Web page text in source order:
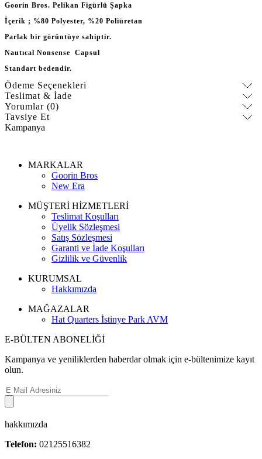
Goorin Bros. Pelikan Figürlü Şapka
İçerik ; %80 Polyester, %20 Poliüretan
Parlak bir görüntüye sahiptir.
Nautıcal Nonsense Capsul
Standart bedendir.
Ödeme Seçenekleri
Teslimat & İade
Yorumlar (0)
Tavsiye Et
Kampanya
MARKALAR
Goorin Bros
New Era
MÜŞTERİ HİZMETLERİ
Teslimat Koşulları
Üyelik Sözleşmesi
Satış Sözleşmesi
Garanti ve İade Koşulları
Gizlilik ve Güvenlik
KURUMSAL
Hakkımızda
MAĞAZALAR
Hat Quarters İstinye Park AVM
E-BÜLTEN ABONELİĞİ
Kampanya ve yeniliklerden haberdar olmak için e-bültenimize kayıt
olun.
hakkımızda
Telefon: 02125516382